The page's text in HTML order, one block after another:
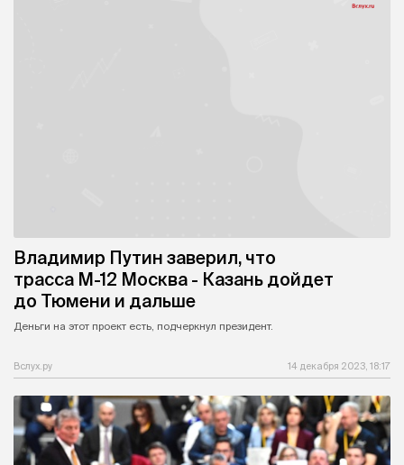
Владимир Путин заверил, что
трасса М-12 Москва - Казань дойдет
до Тюмени и дальше
Деньги на этот проект есть, подчеркнул президент.
Вслух.ру 14 декабря 2023, 18:17